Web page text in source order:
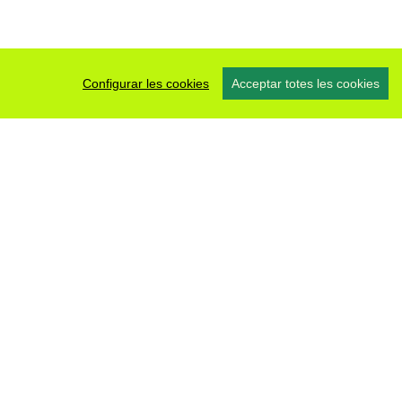
Configurar les cookies Acceptar totes les cookies